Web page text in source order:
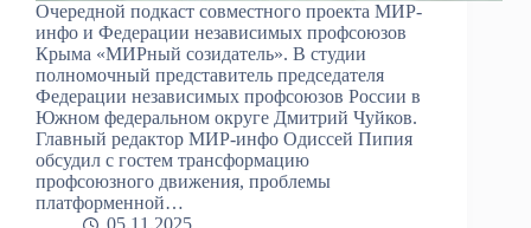
Очередной подкаст совместного проекта МИР-
инфо и Федерации независимых профсоюзов
Крыма «МИРный созидатель». В студии
полномочный представитель председателя
Федерации независимых профсоюзов России в
Южном федеральном округе Дмитрий Чуйков.
Главный редактор МИР-инфо Одиссей Пипия
обсудил с гостем трансформацию
профсоюзного движения, проблемы
платформенной…